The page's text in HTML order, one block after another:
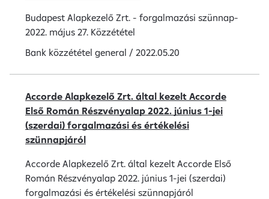
Budapest Alapkezelő Zrt. - forgalmazási szünnap-
2022. május 27. Közzététel
Bank közzététel general / 2022.05.20
Accorde Alapkezelő Zrt. által kezelt Accorde
Első Román Részvényalap 2022. június 1-jei
(szerdai) forgalmazási és értékelési
szünnapjáról
Accorde Alapkezelő Zrt. által kezelt Accorde Első
Román Részvényalap 2022. június 1-jei (szerdai)
forgalmazási és értékelési szünnapjáról